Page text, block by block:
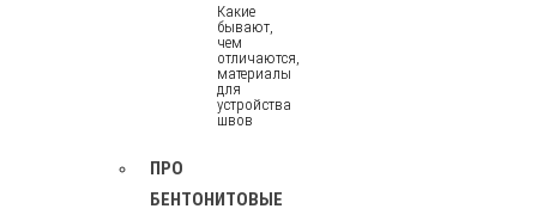
Какие
бывают,
чем
отличаются,
материалы
для
устройства
швов
ПРО
БЕНТОНИТОВЫЕ